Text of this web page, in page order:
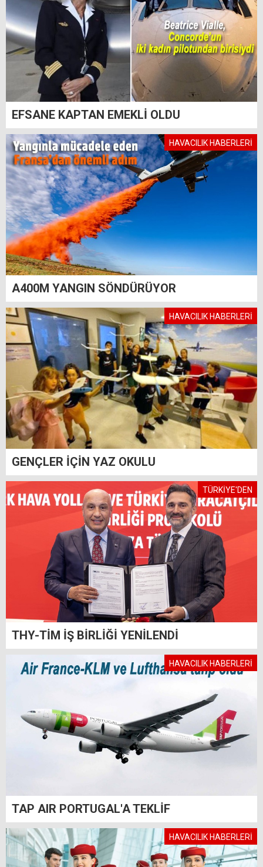
EFSANE KAPTAN EMEKLİ OLDU
HAVACILIK HABERLERİ
A400M YANGIN SÖNDÜRÜYOR
HAVACILIK HABERLERİ
GENÇLER İÇİN YAZ OKULU
TÜRKİYE'DEN
THY-TİM İŞ BİRLİĞİ YENİLENDİ
HAVACILIK HABERLERİ
TAP AIR PORTUGAL'A TEKLİF
HAVACILIK HABERLERİ